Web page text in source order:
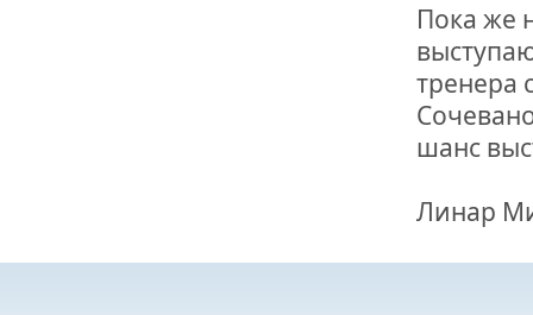
Пока же
тренера
шанс
Линар